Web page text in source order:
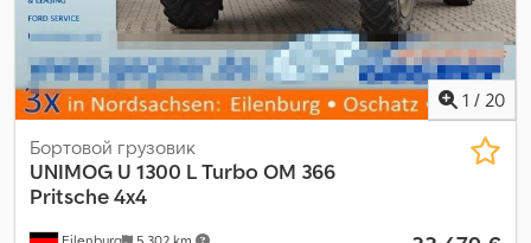
1 / 20
Бортовой грузовик
UNIMOG U 1300 L Turbo OM 366
Pritsche 4x4